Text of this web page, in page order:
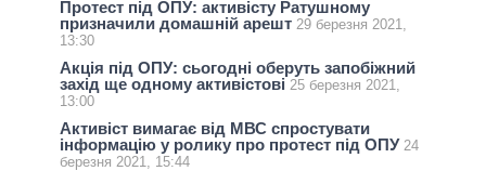
Протест під ОПУ: активісту Ратушному
призначили домашній арешт 29 березня 2021,
13:30
Акція під ОПУ: сьогодні оберуть запобіжний
захід ще одному активістові 25 березня 2021,
13:00
Активіст вимагає від МВС спростувати
інформацію у ролику про протест під ОПУ 24
березня 2021, 15:44